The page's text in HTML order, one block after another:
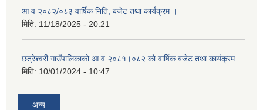
आ व २०८२/०८३ वार्षिक निति, बजेट तथा कार्यक्रम ।
मिति: 11/18/2025 - 20:21
छत्रेश्वरी गाउँपालिकाको आ व २०८१।०८२ को वार्षिक बजेट तथा कार्यक्रम
मिति: 10/01/2024 - 10:47
अन्य